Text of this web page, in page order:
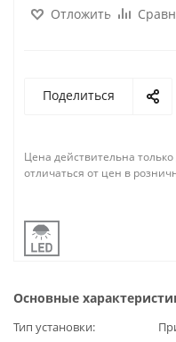
Отложить
Поделиться
Цена действительна
отличаться от цен в
Основные
Тип установки